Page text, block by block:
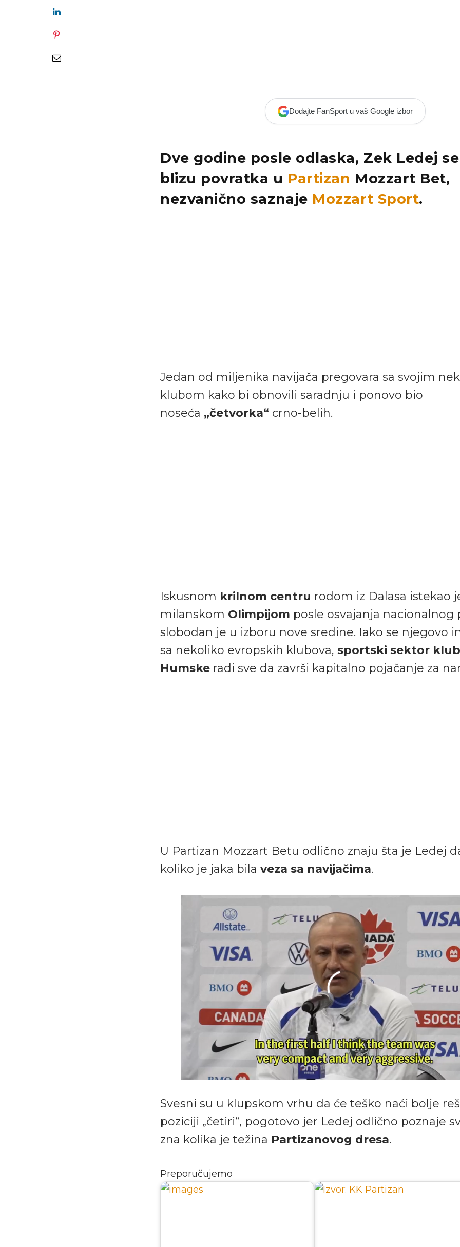
Dodajte FanSport u vaš Google izbor
Dve godine posle odlaska, Zek Ledej
blizu povratka u Partizan Mozzart Bet,
nezvanično saznaje Mozzart Sport.
Jedan od miljenika navijača pregovara sa svojim
klubom kako bi obnovili saradnju i ponovo bio
noseća „četvorka“ crno-belih.
Iskusnom krilnom centru rodom iz Dalasa istekao
milanskom Olimpijom posle osvajanja nacionalnog
slobodan je u izboru nove sredine. Iako se njegovo
sa nekoliko evropskih klubova, sportski sektor
Humske radi sve da završi kapitalno pojačanje za
U Partizan Mozzart Betu odlično znaju šta je Ledej
koliko je jaka bila veza sa navijačima.
Svesni su u klupskom vrhu da će teško naći bolje
poziciji „četiri“, pogotovo jer Ledej odlično poznaje
zna kolika je težina Partizanovog dresa.
Preporučujemo